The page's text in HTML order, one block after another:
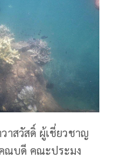
าสวัสดิ์ ผู้เชี่ยวชาญ
ณบดี คณะประมง